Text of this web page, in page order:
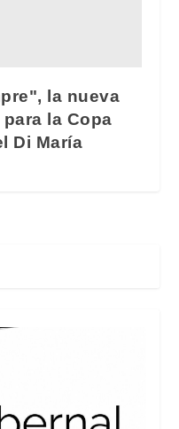
la nueva
la Copa
Di María